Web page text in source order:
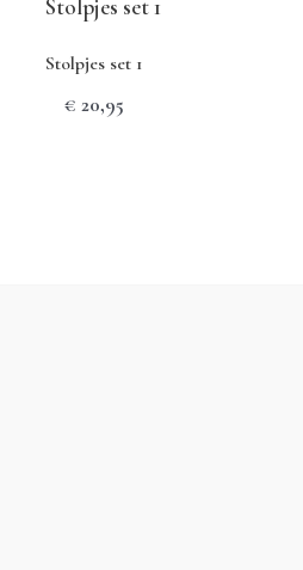
Stolpjes set 1
€ 20,95